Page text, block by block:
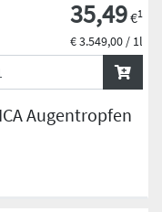
Augentropfen
35,49€1
€ 3.549,00 / 1l